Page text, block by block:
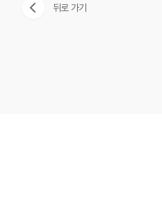
뒤로 가기